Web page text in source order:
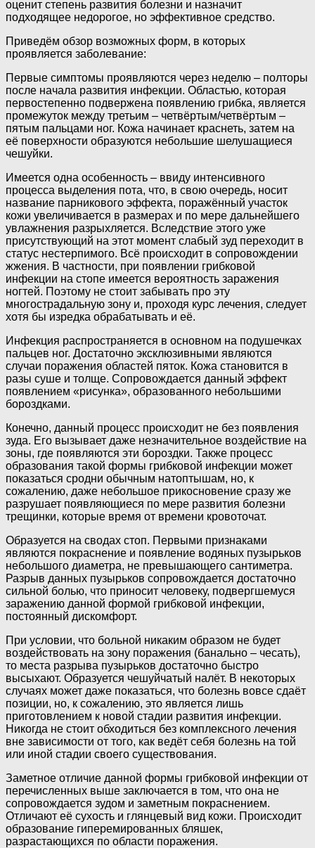
оценит степень развития болезни и назначит
подходящее недорогое, но эффективное средство.
Приведём обзор возможных форм, в которых
проявляется заболевание:
Первые симптомы проявляются через неделю – полторы
после начала развития инфекции. Областью, которая
первостепенно подвержена появлению грибка, является
промежуток между третьим – четвёртым/четвёртым –
пятым пальцами ног. Кожа начинает краснеть, затем на
её поверхности образуются небольшие шелушащиеся
чешуйки.
Имеется одна особенность – ввиду интенсивного
процесса выделения пота, что, в свою очередь, носит
название парникового эффекта, поражённый участок
кожи увеличивается в размерах и по мере дальнейшего
увлажнения разрыхляется. Вследствие этого уже
присутствующий на этот момент слабый зуд переходит в
статус нестерпимого. Всё происходит в сопровождении
жжения. В частности, при появлении грибковой
инфекции на стопе имеется вероятность заражения
ногтей. Поэтому не стоит забывать про эту
многострадальную зону и, проходя курс лечения, следует
хотя бы изредка обрабатывать и её.
Инфекция распространяется в основном на подушечках
пальцев ног. Достаточно эксклюзивными являются
случаи поражения областей пяток. Кожа становится в
разы суше и толще. Сопровождается данный эффект
появлением «рисунка», образованного небольшими
бороздками.
Конечно, данный процесс происходит не без появления
зуда. Его вызывает даже незначительное воздействие на
зоны, где появляются эти бороздки. Также процесс
образования такой формы грибковой инфекции может
показаться сродни обычным натоптышам, но, к
сожалению, даже небольшое прикосновение сразу же
разрушает появляющиеся по мере развития болезни
трещинки, которые время от времени кровоточат.
Образуется на сводах стоп. Первыми признаками
являются покраснение и появление водяных пузырьков
небольшого диаметра, не превышающего сантиметра.
Разрыв данных пузырьков сопровождается достаточно
сильной болью, что приносит человеку, подвергшемуся
заражению данной формой грибковой инфекции,
постоянный дискомфорт.
При условии, что больной никаким образом не будет
воздействовать на зону поражения (банально – чесать),
то места разрыва пузырьков достаточно быстро
высыхают. Образуется чешуйчатый налёт. В некоторых
случаях может даже показаться, что болезнь вовсе сдаёт
позиции, но, к сожалению, это является лишь
приготовлением к новой стадии развития инфекции.
Никогда не стоит обходиться без комплексного лечения
вне зависимости от того, как ведёт себя болезнь на той
или иной стадии своего существования.
Заметное отличие данной формы грибковой инфекции от
перечисленных выше заключается в том, что она не
сопровождается зудом и заметным покраснением.
Отличают её сухость и глянцевый вид кожи. Происходит
образование гиперемированных бляшек,
разрастающихся по области поражения.